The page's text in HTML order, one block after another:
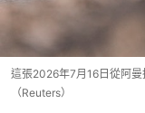
這張2026年7月16日從阿曼
（Reuters）